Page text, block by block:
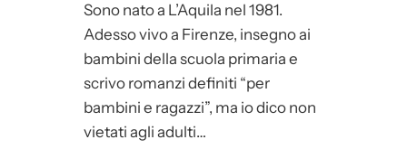
Sono nato a L’Aquila nel 1981.
Adesso vivo a Firenze, insegno ai
bambini della scuola primaria e
scrivo romanzi definiti “per
bambini e ragazzi”, ma io dico non
vietati agli adulti…